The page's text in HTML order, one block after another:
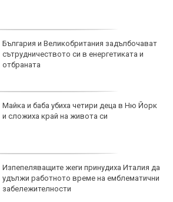
България и Великобритания задълбочават
сътрудничеството си в енергетиката и
отбраната
Майка и баба убиха четири деца в Ню Йорк
и сложиха край на живота си
Изпепеляващите жеги принудиха Италия да
удължи работното време на емблематични
забележителности